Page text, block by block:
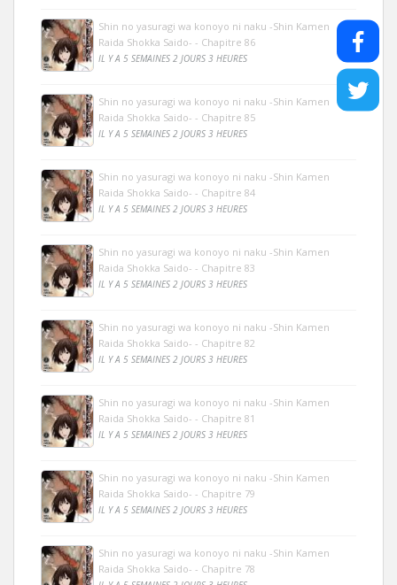
Shin no yasuragi wa konoyo ni naku -Shin Kamen
Raida Shokka Saido- - Chapitre 86
IL Y A 5 SEMAINES 2 JOURS 3 HEURES
Shin no yasuragi wa konoyo ni naku -Shin Kamen
Raida Shokka Saido- - Chapitre 85
IL Y A 5 SEMAINES 2 JOURS 3 HEURES
Shin no yasuragi wa konoyo ni naku -Shin Kamen
Raida Shokka Saido- - Chapitre 84
IL Y A 5 SEMAINES 2 JOURS 3 HEURES
Shin no yasuragi wa konoyo ni naku -Shin Kamen
Raida Shokka Saido- - Chapitre 83
IL Y A 5 SEMAINES 2 JOURS 3 HEURES
Shin no yasuragi wa konoyo ni naku -Shin Kamen
Raida Shokka Saido- - Chapitre 82
IL Y A 5 SEMAINES 2 JOURS 3 HEURES
Shin no yasuragi wa konoyo ni naku -Shin Kamen
Raida Shokka Saido- - Chapitre 81
IL Y A 5 SEMAINES 2 JOURS 3 HEURES
Shin no yasuragi wa konoyo ni naku -Shin Kamen
Raida Shokka Saido- - Chapitre 79
IL Y A 5 SEMAINES 2 JOURS 3 HEURES
Shin no yasuragi wa konoyo ni naku -Shin Kamen
Raida Shokka Saido- - Chapitre 78